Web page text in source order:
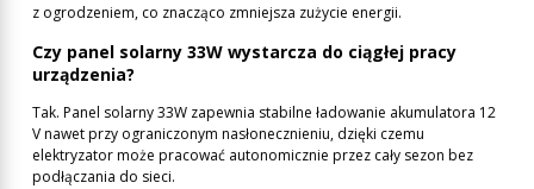
z ogrodzeniem, co znacząco zmniejsza zużycie energii.
Czy panel solarny 33W wystarcza do ciągłej pracy
urządzenia?
Tak. Panel solarny 33W zapewnia stabilne ładowanie akumulatora 12
V nawet przy ograniczonym nasłonecznieniu, dzięki czemu
elektryzator może pracować autonomicznie przez cały sezon bez
podłączania do sieci.